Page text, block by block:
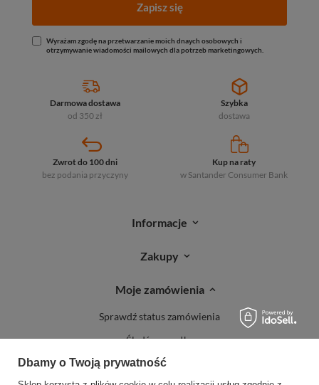
Zapisz się
Wyrażam zgodę na przetwarzanie moich dnaych osobowych i
otrzymywanie wiadomości mailowych dla potrzeb marketingowych.
Darmowa dostawa
od 350 zł
Szybka
dostawa
Zwrot do 100 dni
bez podania przyczyny
Kup na raty
w Santander Consumer Bank
Informacje
Zakupy
Moje zamówienia
Sprawdź status zamówienia
Śledź przesyłkę
Reklamacje
Dbamy o Twoją prywatność